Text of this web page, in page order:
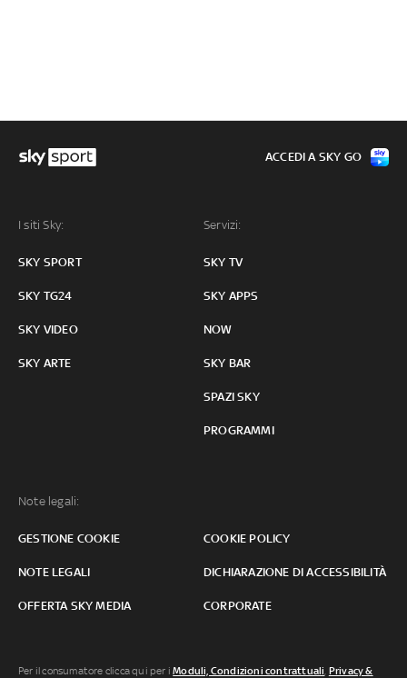
I siti Sky:
SKY SPORT
SKY TG24
SKY VIDEO
SKY ARTE
Servizi:
SKY TV
SKY APPS
NOW
SKY BAR
SPAZI SKY
PROGRAMMI
Note legali:
GESTIONE COOKIE COOKIE POLICY
NOTE LEGALI DICHIARAZIONE DI ACCESSIBILITÀ
OFFERTA SKY MEDIA CORPORATE
ACCEDI A SKY GO
Per il consumatore clicca qui per iModuli, Condizioni contrattuali, Privacy &